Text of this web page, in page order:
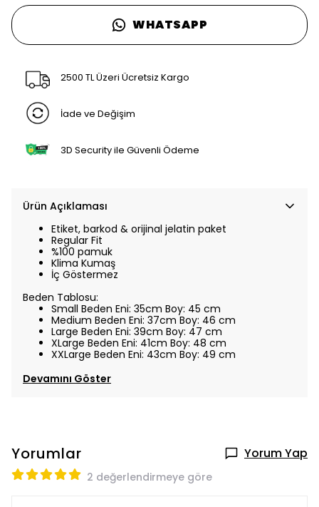
WHATSAPP
2500 TL Üzeri Ücretsiz Kargo
İade ve Değişim
3D Security ile Güvenli Ödeme
Ürün Açıklaması
Etiket, barkod & orijinal jelatin paket
Regular Fit
%100 pamuk
Klima Kumaş
İç Göstermez
Beden Tablosu:
Small Beden Eni: 35cm Boy: 45 cm
Medium Beden Eni: 37cm Boy: 46 cm
Large Beden Eni: 39cm Boy: 47 cm
XLarge Beden Eni: 41cm Boy: 48 cm
XXLarge Beden Eni: 43cm Boy: 49 cm
Devamını Göster
Yorumlar Yorum Yap
2 değerlendirmeye göre